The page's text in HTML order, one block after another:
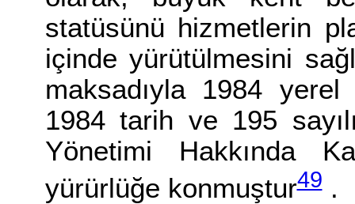
statüsünü hizmetlerin
içinde yürütülmesini
maksadıyla 1984
1984 tarih ve 195
Yönetimi Hakkında
yürürlüğe konmuştur49.